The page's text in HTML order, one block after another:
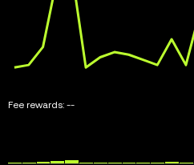
Fee rewards: --